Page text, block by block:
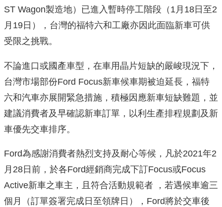
ST Wagon製造地）已進入暫時停工階段（1月18日至2
月19日），台灣的福特六和工廠亦因此面臨新車可供
受限之挑戰。
不論進口或國產車型，在車用晶片短缺的嚴峻現況下，
台灣市場部份Ford Focus新車候車期被迫延長，福特
六和汽車亦展開緊急措施，積極因應新車短缺難題，並
建議消費者及早確認新車訂單，以利生產排程規劃及新
車優先交車排序。
Ford為感謝消費者熱烈支持及耐心等候，凡於2021年2
月28日前，於各Ford經銷商完成下訂Focus或Focus
Active新車之車主，且符合活動規範者 ，若遇候車逾三
個月（訂單簽署完成日至領牌日），Ford將於交車後